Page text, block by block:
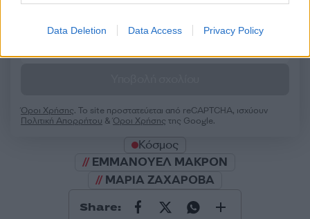
Data Deletion Data Access Privacy Policy
Όροι Χρήσης. Το site προστατεύεται από reCAPTCHA, ισχύουν
Πολιτική Απορρήτου &Όροι Χρήσης της Google.
Κόσμος
ΕΜΜΑΝΟΥΕΛ ΜΑΚΡΟΝ
ΜΑΡΙΑ ΖΑΧΑΡΟΒΑ
Share: